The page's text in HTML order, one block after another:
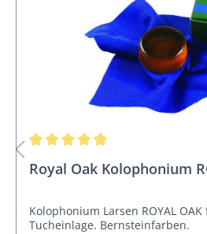
Royal Oak Kolophonium
Kolophonium Larsen ROYAL
Tucheinlage. Bernsteinfarben.